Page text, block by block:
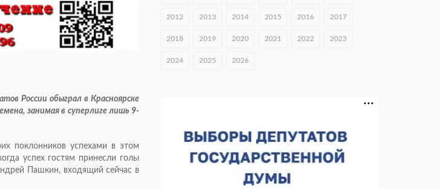
России обыграл в Красноярске
занимая в суперлиге лишь 9-
поклонников успехами в этом
успех гостям принесли голы
Пашкин, входящий сейчас в
Нижний Новгород
В Нижегородской области прошло заседание АТК и
07.08.2026 14:01
В Нижегородской области выбрали лучшего
лесного пожарного
07.08.2026 13:48
2012 2013 2014 2015 2016 2017
2018 2019 2020 2021 2022 2023
2024 2025 2026